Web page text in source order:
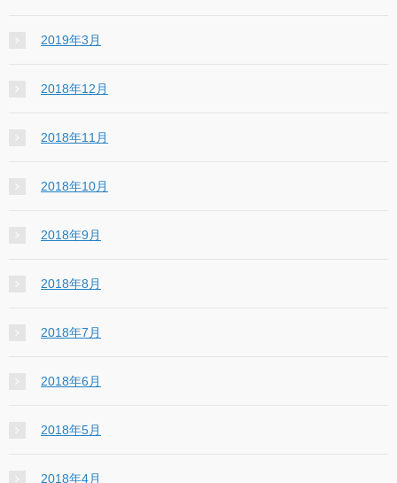
2019年3月
2018年12月
2018年11月
2018年10月
2018年9月
2018年8月
2018年7月
2018年6月
2018年5月
2018年4月